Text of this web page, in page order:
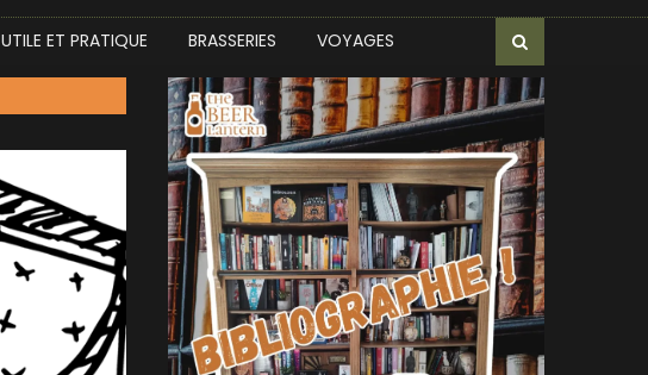
UTILE ET PRATIQUE BRASSERIES VOYAGES